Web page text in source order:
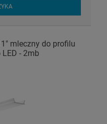
mleczny do profilu
- 2mb